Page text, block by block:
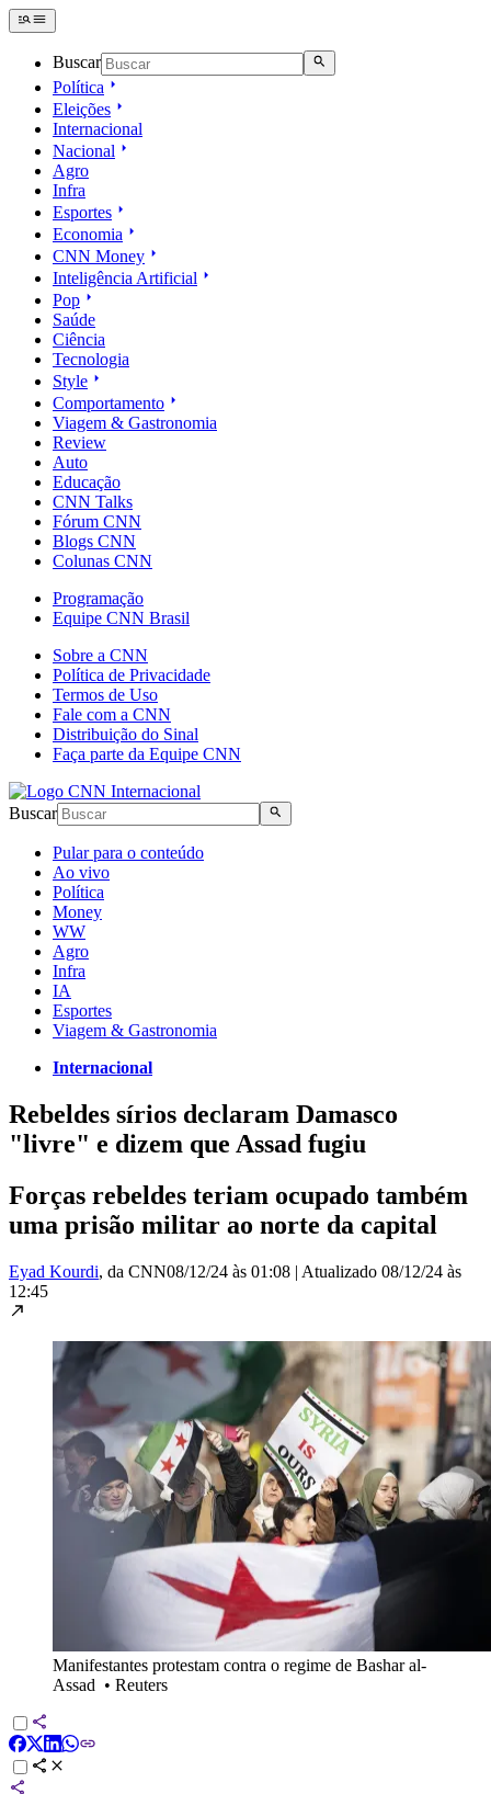
Buscar
Política
Eleições
Internacional
Nacional
Agro
Infra
Esportes
Economia
CNN Money
Inteligência Artificial
Pop
Saúde
Ciência
Tecnologia
Style
Comportamento
Viagem & Gastronomia
Review
Auto
Educação
CNN Talks
Fórum CNN
Blogs CNN
Colunas CNN
Programação
Equipe CNN Brasil
Sobre a CNN
Política de Privacidade
Termos de Uso
Fale com a CNN
Distribuição do Sinal
Faça parte da Equipe CNN
Buscar
Pular para o conteúdo
Ao vivo
Política
Money
WW
Agro
Infra
IA
Esportes
Viagem & Gastronomia
Internacional
Rebeldes sírios declaram Damasco
"livre" e dizem que Assad fugiu
Forças rebeldes teriam ocupado também
uma prisão militar ao norte da capital
Eyad Kourdi, da CNN08/12/24 às 01:08 | Atualizado 08/12/24 às
12:45
Manifestantes protestam contra o regime de Bashar al-
Assad • Reuters